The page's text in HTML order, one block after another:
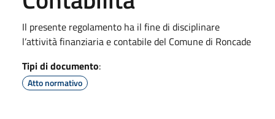
Il presente regolamento ha il fine di disciplinare
l’attività finanziaria e contabile del Comune di Roncade
Tipi di documento:
Atto normativo